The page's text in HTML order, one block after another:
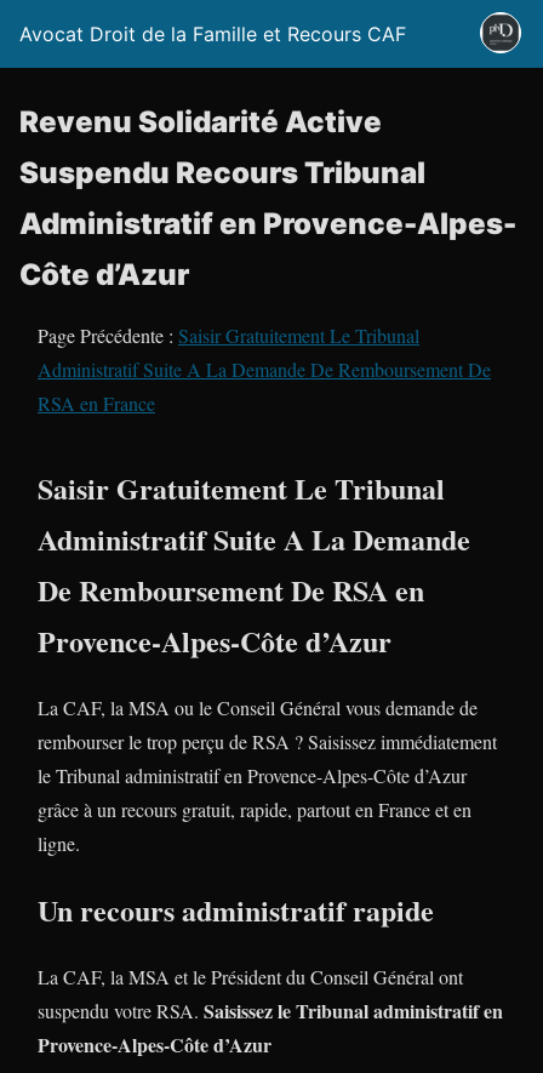
Avocat Droit de la Famille et Recours CAF
Revenu Solidarité Active
Suspendu Recours Tribunal
Administratif en Provence-Alpes-
Côte d’Azur
Page Précédente : Saisir Gratuitement Le Tribunal
Administratif Suite A La Demande De Remboursement De
RSA en France
Saisir Gratuitement Le Tribunal
Administratif Suite A La Demande
De Remboursement De RSA en
Provence-Alpes-Côte d’Azur
La CAF, la MSA ou le Conseil Général vous demande de
rembourser le trop perçu de RSA ? Saisissez immédiatement
le Tribunal administratif en Provence-Alpes-Côte d’Azur
grâce à un recours gratuit, rapide, partout en France et en
ligne.
Un recours administratif rapide
La CAF, la MSA et le Président du Conseil Général ont
suspendu votre RSA. Saisissez le Tribunal administratif en
Provence-Alpes-Côte d’Azur